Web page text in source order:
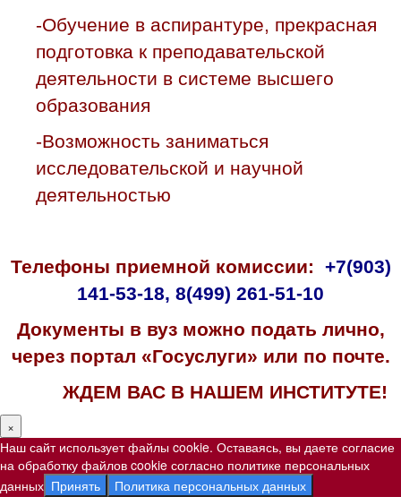
-Обучение в аспирантуре, прекрасная
подготовка к преподавательской
деятельности в системе высшего
образования
-Возможность заниматься
исследовательской и научной
деятельностью
Телефоны приемной комиссии:
+7(903)
141-53-18, 8(499) 261-51-10
Документы в вуз можно подать лично,
через портал «Госуслуги» или по почте.
ЖДЕМ ВАС В НАШЕМ ИНСТИТУТЕ!
×
Наш сайт использует файлы cookie. Оставаясь, вы даете согласие
на обработку файлов cookie согласно политике персональных
данных Принять Политика персональных данных